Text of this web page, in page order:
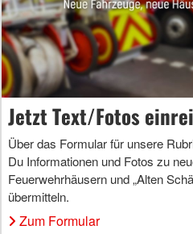
Jetzt Text/Fotos
Über das Formular für unsere
Du Informationen und Fotos zu
Feuerwehrhäusern und „Alten
übermitteln.
Zum Formular